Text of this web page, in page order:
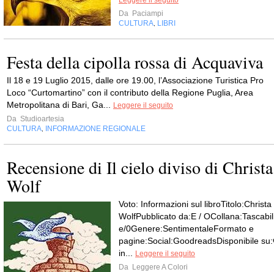
Da Paciampi
CULTURA LIBRI
Festa della cipolla rossa di Acquaviva
Il 18 e 19 Luglio 2015, dalle ore 19.00, l’Associazione Turistica Pro
Loco “Curtomartino” con il contributo della Regione Puglia, Area
Metropolitana di Bari, Ga...
Leggere il seguito
Da Studioartesia
CULTURA
INFORMAZIONE REGIONALE
Recensione di Il cielo diviso di Christa
Wolf
Voto: Informazioni sul libroTitolo:Christa
WolfPubblicato da:E /
e/0Genere:SentimentaleFormato e
pagine:Social:GoodreadsDisponibile
in...
Leggere il seguito
Da Leggere A Colori